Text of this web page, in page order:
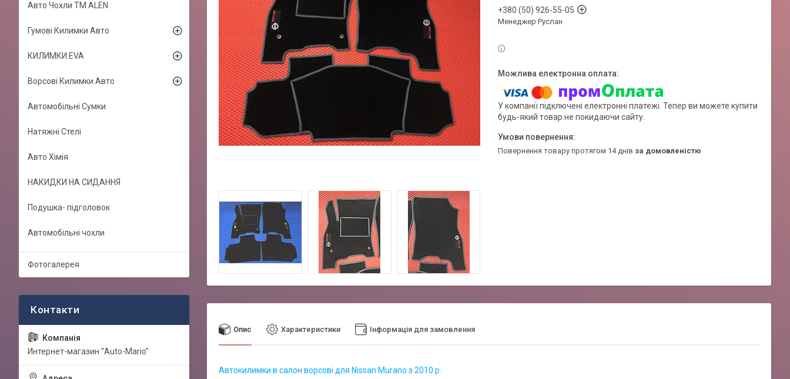
+380 (50) 926-55-05
Менеджер Руслан
У компанії підключені електронні платежі. Тепер ви можете купити
будь-який товар не покидаючи сайту.
повернення товару протягом 14 днів за домовленістю
Опис Характеристики Інформація для замовлення
Автокилимки в салон ворсові для Nissan Murano з 2010 р.
Авто Чохли TM ALEN
Гумові Килимки Авто
КИЛИМКИ EVA
Ворсові Килимки Авто
Автомобільні Сумки
Натяжні Стелі
Авто Хімія
НАКИДКИ НА СИДАННЯ
Подушка- підголовок
Автомобільні чохли
Фотогалерея
Интернет-магазин "Auto-Mario"